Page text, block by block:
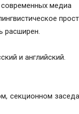
медиа
расширен.
и английский.
секционном